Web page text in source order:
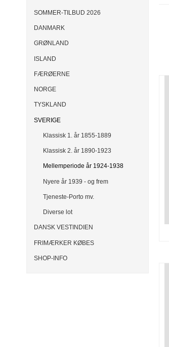
SOMMER-TILBUD 2026
DANMARK
GRØNLAND
ISLAND
FÆRØERNE
NORGE
TYSKLAND
SVERIGE
Klassisk 1. år 1855-1889
Klassisk 2. år 1890-1923
Mellemperiode år 1924-1938
Nyere år 1939 - og frem
Tjeneste-Porto mv.
Diverse lot
DANSK VESTINDIEN
FRIMÆRKER KØBES
SHOP-INFO